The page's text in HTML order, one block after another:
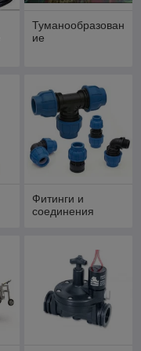
Туманообразован
ие
Фитинги и
соединения